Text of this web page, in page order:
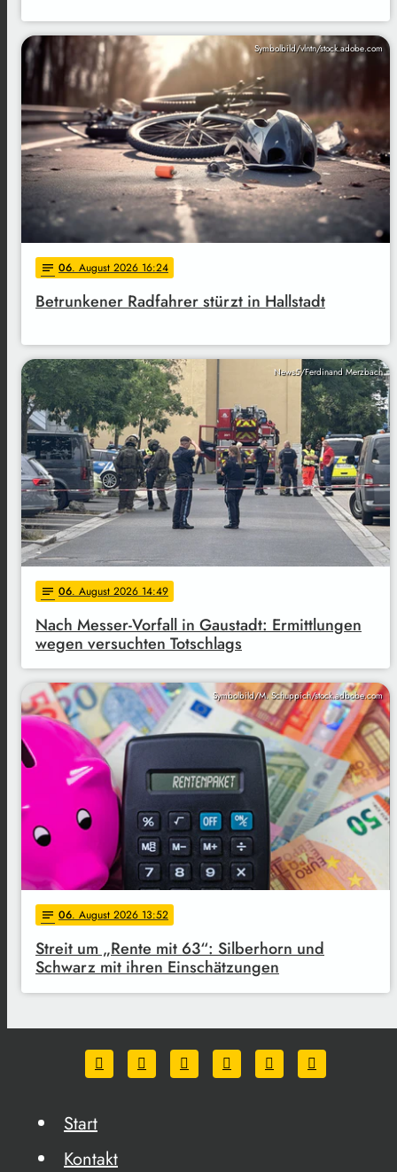
Symbolbild/vlntn/stock.adobe.com
notes 06. August 2026 16:24
Betrunkener Radfahrer stürzt in Hallstadt
News5/Ferdinand Merzbach
notes 06. August 2026 14:49
Nach Messer-Vorfall in Gaustadt: Ermittlungen
wegen versuchten Totschlags
Symbolbild/M. Schuppich/stock.adbobe.com
notes 06. August 2026 13:52
Streit um „Rente mit 63“: Silberhorn und
Schwarz mit ihren Einschätzungen
Start
Kontakt